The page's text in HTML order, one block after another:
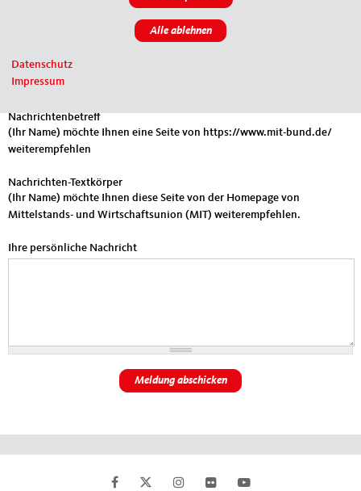
Sie leiten den folgenden Inhalt weiter
DIFFERENZIERUNG ERMÖGLICHEN ERGEBNISSE TRANSPARENT
MACHEN
Nachrichtenbetreff
(Ihr Name) möchte Ihnen eine Seite von https://www.mit-bund.de/
weiterempfehlen
Nachrichten-Textkörper
(Ihr Name) möchte Ihnen diese Seite von der Homepage von
Mittelstands- und Wirtschaftsunion (MIT) weiterempfehlen.
Ihre persönliche Nachricht
Datenschutz
Impressum